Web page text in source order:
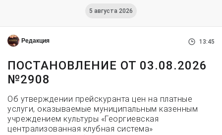
5 августа 2026
Редакция 13:45
ПОСТАНОВЛЕНИЕ ОТ 03.08.2026
№2908
Об утверждении прейскуранта цен на платные
услуги, оказываемые муниципальным казенным
учреждением культуры «Георгиевская
централизованная клубная система»